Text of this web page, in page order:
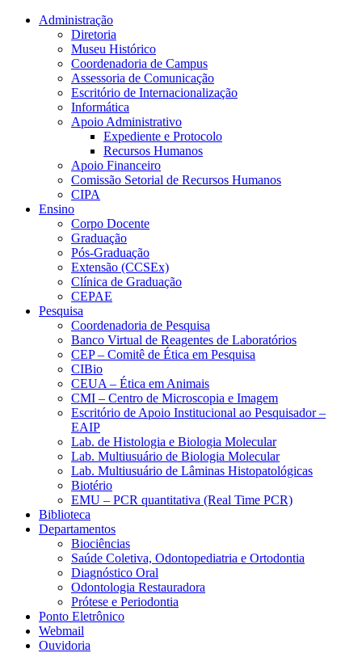
Conteúdo principal Menu principal
Administração
Diretoria
Museu Histórico
Coordenadoria de Campus
Assessoria de Comunicação
Escritório de Internacionalização
Informática
Apoio Administrativo
Expediente e Protocolo
Recursos Humanos
Apoio Financeiro
Comissão Setorial de Recursos Humanos
CIPA
Ensino
Corpo Docente
Graduação
Pós-Graduação
Extensão (CCSEx)
Clínica de Graduação
CEPAE
Pesquisa
Coordenadoria de Pesquisa
Banco Virtual de Reagentes de Laboratórios
CEP – Comitê de Ética em Pesquisa
CIBio
CEUA – Ética em Animais
CMI – Centro de Microscopia e Imagem
Escritório de Apoio Institucional ao Pesquisador –
EAIP
Lab. de Histologia e Biologia Molecular
Lab. Multiusuário de Biologia Molecular
Lab. Multiusuário de Lâminas Histopatológicas
Biotério
EMU – PCR quantitativa (Real Time PCR)
Biblioteca
Departamentos
Biociências
Saúde Coletiva, Odontopediatria e Ortodontia
Diagnóstico Oral
Odontologia Restauradora
Prótese e Periodontia
Ponto Eletrônico
Webmail
Ouvidoria